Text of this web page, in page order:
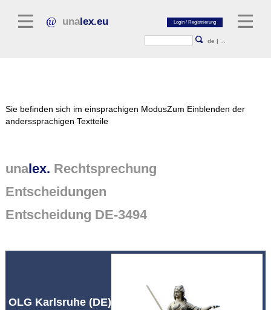
unalex.eu
de |
Normtexte
Rechtsprechung
Sie befinden sich im einsprachigen ModusZum Einblenden der
anderssprachigen Textteile
unalex. Rechtsprechung
Entscheidungen
Entscheidung DE-3494
OLG Karlsruhe (DE)